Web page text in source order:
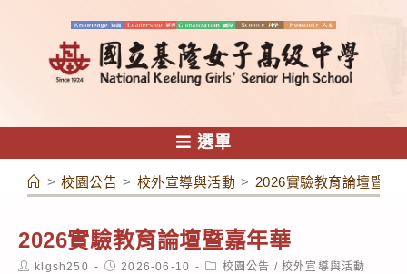
容
選單
> 校園公告 > 校外宣導與活動 > 2026實驗教育論壇暨嘉
2026實驗教育論壇暨嘉年華
Postklgsh250
Post2026-06-10
Post校園公告 / 校外宣導與活動